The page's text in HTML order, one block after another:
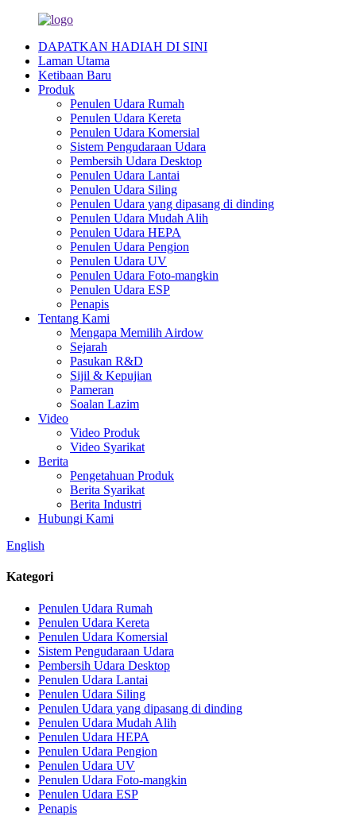
DAPATKAN HADIAH DI SINI
Laman Utama
Ketibaan Baru
Produk
Penulen Udara Rumah
Penulen Udara Kereta
Penulen Udara Komersial
Sistem Pengudaraan Udara
Pembersih Udara Desktop
Penulen Udara Lantai
Penulen Udara Siling
Penulen Udara yang dipasang di dinding
Penulen Udara Mudah Alih
Penulen Udara HEPA
Penulen Udara Pengion
Penulen Udara UV
Penulen Udara Foto-mangkin
Penulen Udara ESP
Penapis
Tentang Kami
Mengapa Memilih Airdow
Sejarah
Pasukan R&D
Sijil & Kepujian
Pameran
Soalan Lazim
Video
Video Produk
Video Syarikat
Berita
Pengetahuan Produk
Berita Syarikat
Berita Industri
Hubungi Kami
English
Kategori
Penulen Udara Rumah
Penulen Udara Kereta
Penulen Udara Komersial
Sistem Pengudaraan Udara
Pembersih Udara Desktop
Penulen Udara Lantai
Penulen Udara Siling
Penulen Udara yang dipasang di dinding
Penulen Udara Mudah Alih
Penulen Udara HEPA
Penulen Udara Pengion
Penulen Udara UV
Penulen Udara Foto-mangkin
Penulen Udara ESP
Penapis